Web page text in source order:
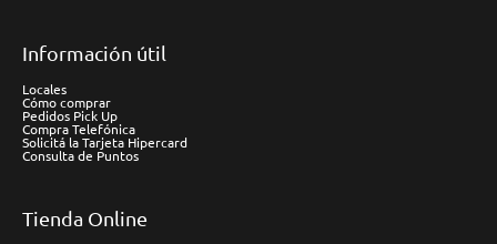
Información útil
Locales
Cómo comprar
Pedidos Pick Up
Compra Telefónica
Solicitá la Tarjeta Hipercard
Consulta de Puntos
Tienda Online